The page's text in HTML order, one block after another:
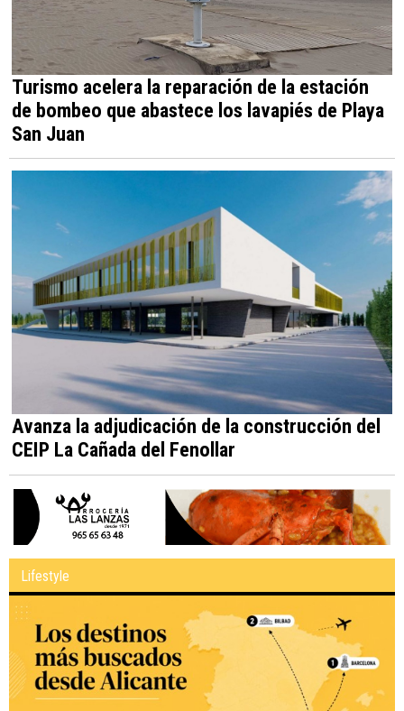
Turismo acelera la reparación de la estación
de bombeo que abastece los lavapiés de Playa
San Juan
Avanza la adjudicación de la construcción del
CEIP La Cañada del Fenollar
Lifestyle